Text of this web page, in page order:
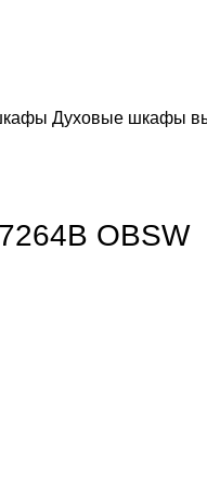
Духовые шкафы
OBSW